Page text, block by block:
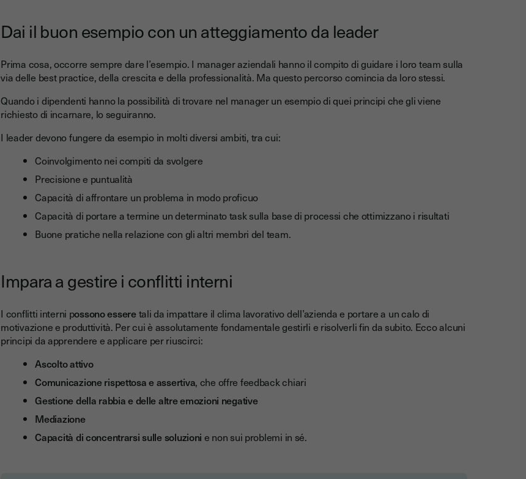
Dai il buon esempio con un atteggiamento da leader
Prima cosa, occorre sempre dare l’esempio. I manager aziendali hanno il compito di guidare i loro team sulla
via delle best practice, della crescita e della professionalità. Ma questo percorso comincia da loro stessi.
Quando i dipendenti hanno la possibilità di trovare nel manager un esempio di quei principi che gli viene
richiesto di incarnare, lo seguiranno.
I leader devono fungere da esempio in molti diversi ambiti, tra cui:
Coinvolgimento nei compiti da svolgere
Precisione e puntualità
Capacità di affrontare un problema in modo proficuo
Capacità di portare a termine un determinato task sulla base di processi che ottimizzano i risultati
Buone pratiche nella relazione con gli altri membri del team.
Impara a gestire i conflitti interni
I conflitti interni possono esseretali da impattare il clima lavorativo dell’azienda e portare a un calo di
motivazione e produttività. Per cui è assolutamente fondamentale gestirli e risolverli fin da subito. Ecco alcuni
principi da apprendere e applicare per riuscirci:
Ascolto attivo
Comunicazione rispettosa e assertiva, che offre feedback chiari
Gestione della rabbia e delle altre emozioni negative
Mediazione
Capacità di concentrarsi sulle soluzioni e non sui problemi in sé.